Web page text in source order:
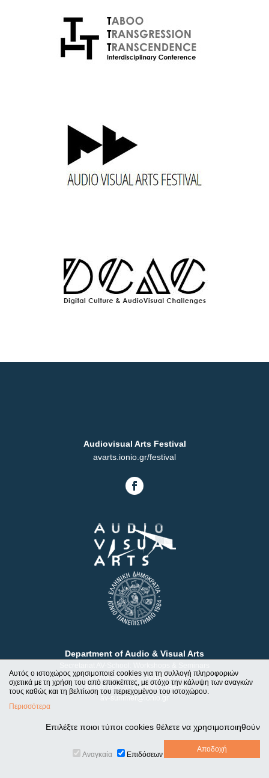
Audiovisual Arts Festival
avarts.ionio.gr/festival
Department of Audio & Visual Arts
Tsirigoti Square 7, 49100 Corfu
Ionian Islands Region, Greece
Αυτός ο ιστοχώρος χρησιμοποιεί cookies για τη συλλογή πληροφοριών
σχετικά με τη χρήση του από επισκέπτες, με στόχο την κάλυψη των αναγκών
τους καθώς και τη βελτίωση του περιεχομένου του ιστοχώρου.
Περισσότερα
Επιλέξτε ποιοι τύποι cookies θέλετε να χρησιμοποιηθούν
Αναγκαία Επιδόσεων